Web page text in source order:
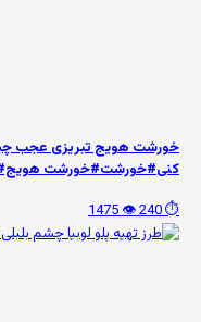
خورشت هویج تبریزی عجب
کنی#خورشت#خورشت
⏱️ 240
👁️ 1475